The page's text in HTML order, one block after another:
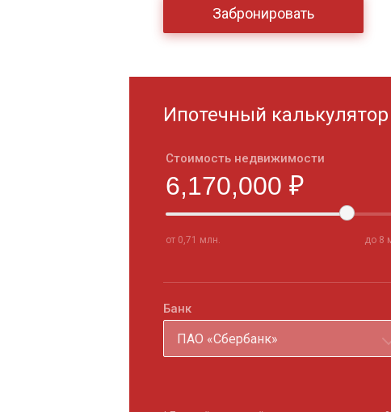
Забронировать
Ипотечный калькулятор
Стоимость недвижимости
от 0,71 млн. до 8
Банк
ПАО «Сбербанк»